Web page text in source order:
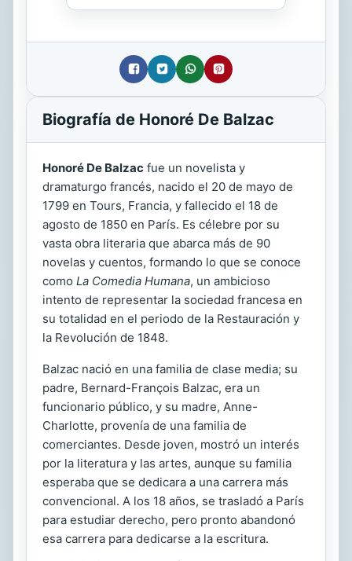
Biografía de Honoré De Balzac
Honoré De Balzac fue un novelista y
dramaturgo francés, nacido el 20 de mayo de
1799 en Tours, Francia, y fallecido el 18 de
agosto de 1850 en París. Es célebre por su
vasta obra literaria que abarca más de 90
novelas y cuentos, formando lo que se conoce
como La Comedia Humana, un ambicioso
intento de representar la sociedad francesa en
su totalidad en el periodo de la Restauración y
la Revolución de 1848.
Balzac nació en una familia de clase media; su
padre, Bernard-François Balzac, era un
funcionario público, y su madre, Anne-
Charlotte, provenía de una familia de
comerciantes. Desde joven, mostró un interés
por la literatura y las artes, aunque su familia
esperaba que se dedicara a una carrera más
convencional. A los 18 años, se trasladó a París
para estudiar derecho, pero pronto abandonó
esa carrera para dedicarse a la escritura.